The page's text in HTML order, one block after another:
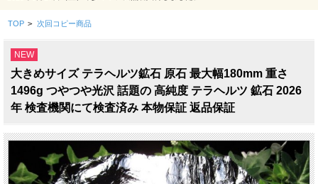
TOP > 次回コピー商品
NEW
大きめサイズ テラヘルツ鉱石 原石 最大幅180mm 重さ
1496g つやつや光沢 話題の 高純度 テラヘルツ 鉱石 2026
年 検査機関にて検査済み 本物保証 返品保証